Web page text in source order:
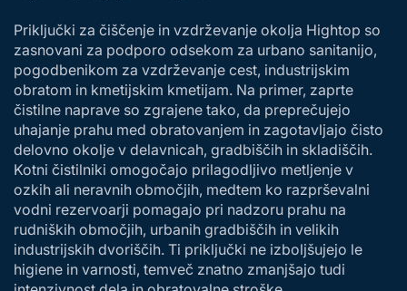
Priključki za čiščenje in vzdrževanje okolja Hightop so
zasnovani za podporo odsekom za urbano sanitanijo,
pogodbenikom za vzdrževanje cest, industrijskim
obratom in kmetijskim kmetijam. Na primer, zaprte
čistilne naprave so zgrajene tako, da preprečujejo
uhajanje prahu med obratovanjem in zagotavljajo čisto
delovno okolje v delavnicah, gradbiščih in skladiščih.
Kotni čistilniki omogočajo prilagodljivo metljenje v
ozkih ali neravnih območjih, medtem ko razprševalni
vodni rezervoarji pomagajo pri nadzoru prahu na
rudniških območjih, urbanih gradbiščih in velikih
industrijskih dvoriščih. Ti priključki ne izboljšujejo le
higiene in varnosti, temveč znatno zmanjšajo tudi